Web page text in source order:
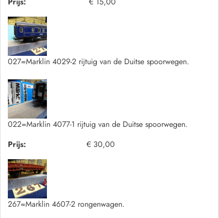
027=Marklin 4029-2 rijtuig van de Duitse spoorwegen.
022=Marklin 4077-1 rijtuig van de Duitse spoorwegen.
Prijs:
€ 30,00
267=Marklin 4607-2 rongenwagen.